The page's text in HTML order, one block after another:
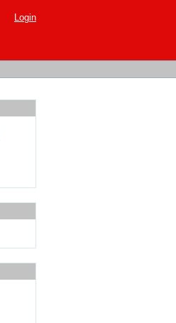
Login